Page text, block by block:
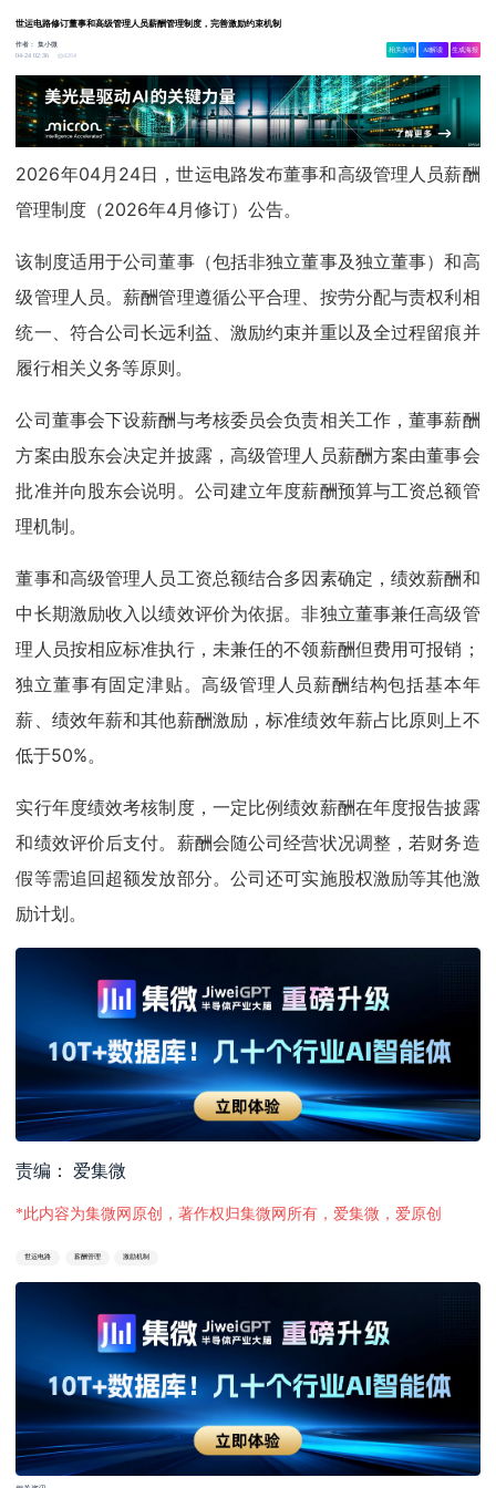
世运电路修订董事和高级管理人员薪酬管理制度，完善激励约束机制
作者：集小微
04-24 02:36
4264
相关舆情 AI解读 生成海报
2026年04月24日，世运电路发布董事和高级管理人员薪酬
管理制度（2026年4月修订）公告。
该制度适用于公司董事（包括非独立董事及独立董事）和高
级管理人员。薪酬管理遵循公平合理、按劳分配与责权利相
统一、符合公司长远利益、激励约束并重以及全过程留痕并
履行相关义务等原则。
公司董事会下设薪酬与考核委员会负责相关工作，董事薪酬
方案由股东会决定并披露，高级管理人员薪酬方案由董事会
批准并向股东会说明。公司建立年度薪酬预算与工资总额管
理机制。
董事和高级管理人员工资总额结合多因素确定，绩效薪酬和
中长期激励收入以绩效评价为依据。非独立董事兼任高级管
理人员按相应标准执行，未兼任的不领薪酬但费用可报销；
独立董事有固定津贴。高级管理人员薪酬结构包括基本年
薪、绩效年薪和其他薪酬激励，标准绩效年薪占比原则上不
低于50%。
实行年度绩效考核制度，一定比例绩效薪酬在年度报告披露
和绩效评价后支付。薪酬会随公司经营状况调整，若财务造
假等需追回超额发放部分。公司还可实施股权激励等其他激
励计划。
责编： 爱集微
*此内容为集微网原创，著作权归集微网所有，爱集微，爱原创
世运电路 薪酬管理 激励机制